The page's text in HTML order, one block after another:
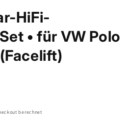
HiFi-
• für VW Polo
berechnet